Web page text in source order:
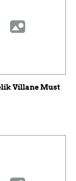
Villane Must